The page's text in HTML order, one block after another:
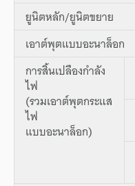
ยูนิตหลัก/ยูนิตขยาย
เอาต์พุตแบบอะนาล็อก
การสิ้นเปลืองกำลัง
ไฟ
(รวมเอาต์พุตกระแส
ไฟ
แบบอะนาล็อก)